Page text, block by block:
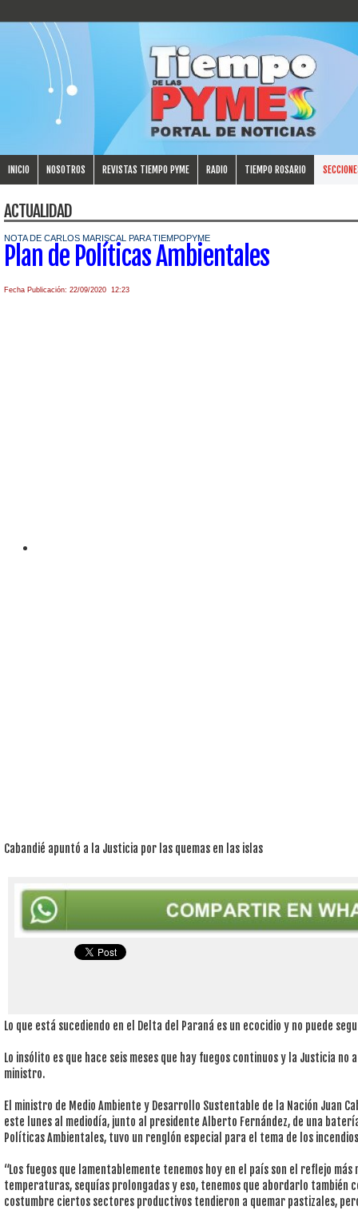
INICIO NOSOTROS REVISTAS TIEMPO PYME RADIO TIEMPO ROSARIO
ACTUALIDAD
NOTA DE CARLOS MARISCAL PARA TIEMPOPYME
Plan de Políticas Ambientales
Fecha Publicación: 22/09/2020 12:23
Cabandié apuntó a la Justicia por las quemas en las islas
Lo que está sucediendo en el Delta del Paraná es un ecocidio y no puede
Lo insólito es que hace seis meses que hay fuegos continuos y la Justicia no
ministro.
El ministro de Medio Ambiente y Desarrollo Sustentable de la Nación Juan
este lunes al mediodía, junto al presidente Alberto Fernández, de una
Políticas Ambientales, tuvo un renglón especial para el tema de los
“Los fuegos que lamentablemente tenemos hoy en el país son el reflejo
temperaturas, sequías prolongadas y eso, tenemos que abordarlo también
costumbre ciertos sectores productivos tendieron a quemar pastizales,